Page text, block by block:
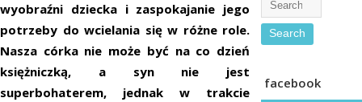
wyobraźni dziecka i zaspokajanie jego
potrzeby do wcielania się w różne role.
Nasza córka nie może być na co dzień
księżniczką, a syn nie jest
superbohaterem, jednak w trakcie
facebook